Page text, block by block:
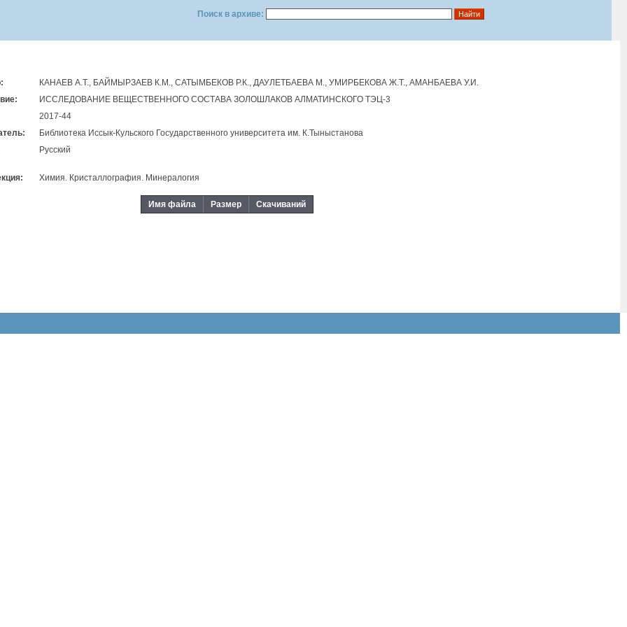
Поиск в архиве:
КАНАЕВ А.Т., БАЙМЫРЗАЕВ К.М., САТЫМБЕКОВ Р.К., ДАУЛЕТБАЕВА М., УМИРБЕКОВА Ж.Т., АМАНБАЕВА У.И.
ИССЛЕДОВАНИЕ ВЕЩЕСТВЕННОГО СОСТАВА ЗОЛОШЛАКОВ АЛМАТИНСКОГО ТЭЦ-3
2017-44
Библиотека Иссык-Кульского Государственного университета им. К.Тыныстанова
Русский
Химия. Кристаллография. Минералогия
Имя файла Размер Скачиваний